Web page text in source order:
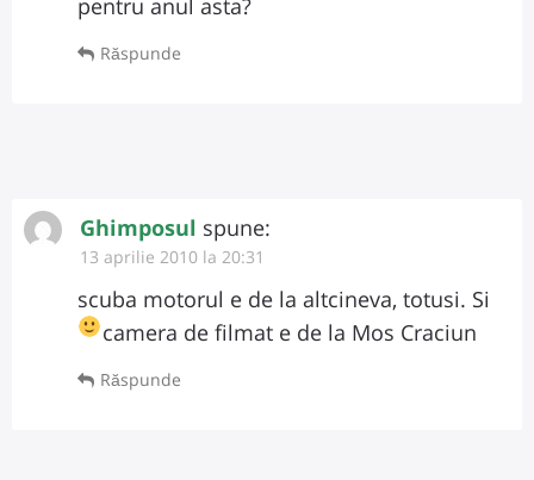
Răspunde
Ghimposul spune:
13 aprilie 2010 la 20:31
scuba motorul e de la altcineva, totusi. Si
camera de filmat e de la Mos Craciun
Răspunde